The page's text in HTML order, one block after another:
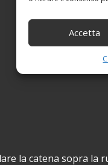
Accetta
la catena sopra